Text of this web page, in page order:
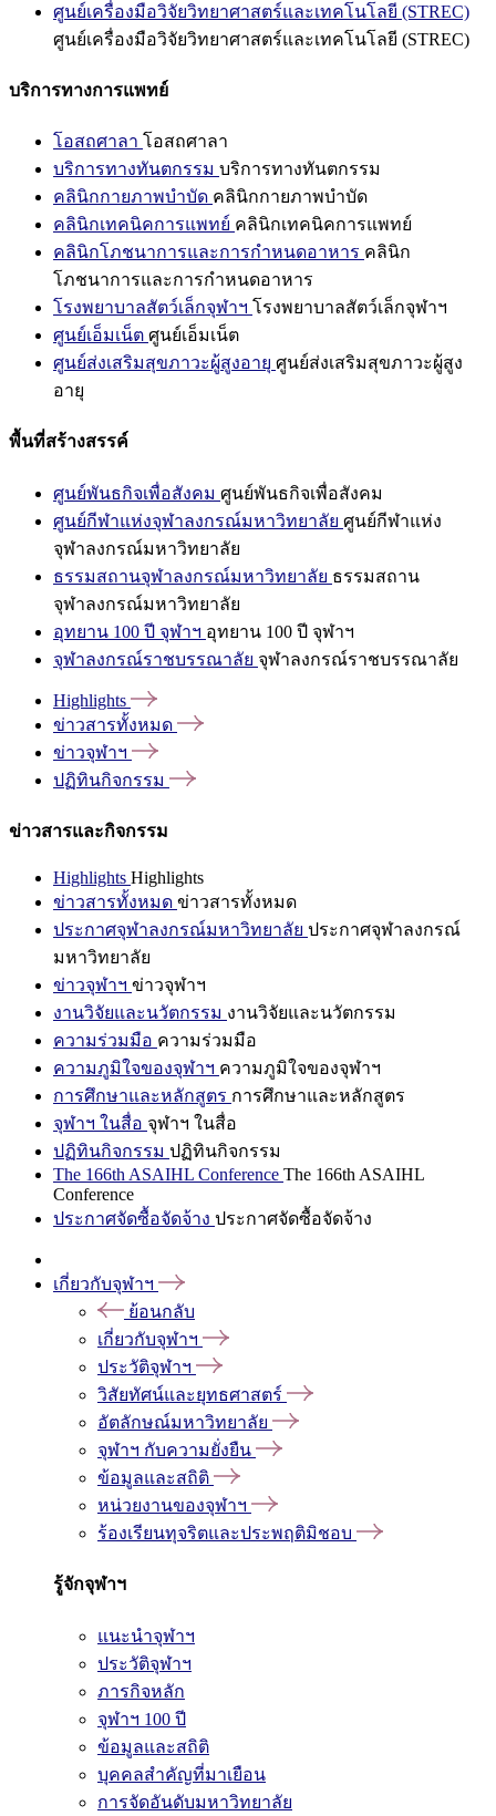
ศูนย์เครื่องมือวิจัยวิทยาศาสตร์และเทคโนโลยี (STREC)
ศูนย์เครื่องมือวิจัยวิทยาศาสตร์และเทคโนโลยี (STREC)
บริการทางการแพทย์
โอสถศาลา โอสถศาลา
บริการทางทันตกรรม บริการทางทันตกรรม
คลินิกกายภาพบำบัด คลินิกกายภาพบำบัด
คลินิกเทคนิคการแพทย์ คลินิกเทคนิคการแพทย์
คลินิกโภชนาการและการกำหนดอาหาร คลินิก
โภชนาการและการกำหนดอาหาร
โรงพยาบาลสัตว์เล็กจุฬาฯ โรงพยาบาลสัตว์เล็กจุฬาฯ
ศูนย์เอ็มเน็ต ศูนย์เอ็มเน็ต
ศูนย์ส่งเสริมสุขภาวะผู้สูงอายุ ศูนย์ส่งเสริมสุขภาวะผู้สูง
อายุ
พื้นที่สร้างสรรค์
ศูนย์พันธกิจเพื่อสังคม ศูนย์พันธกิจเพื่อสังคม
ศูนย์กีฬาแห่งจุฬาลงกรณ์มหาวิทยาลัย ศูนย์กีฬาแห่ง
จุฬาลงกรณ์มหาวิทยาลัย
ธรรมสถานจุฬาลงกรณ์มหาวิทยาลัย ธรรมสถาน
จุฬาลงกรณ์มหาวิทยาลัย
อุทยาน 100 ปี จุฬาฯ อุทยาน 100 ปี จุฬาฯ
จุฬาลงกรณ์ราชบรรณาลัย จุฬาลงกรณ์ราชบรรณาลัย
Highlights
ข่าวสารทั้งหมด
ข่าวจุฬาฯ
ปฏิทินกิจกรรม
ข่าวสารและกิจกรรม
Highlights Highlights
ข่าวสารทั้งหมด ข่าวสารทั้งหมด
ประกาศจุฬาลงกรณ์มหาวิทยาลัย ประกาศจุฬาลงกรณ์
มหาวิทยาลัย
ข่าวจุฬาฯ ข่าวจุฬาฯ
งานวิจัยและนวัตกรรม งานวิจัยและนวัตกรรม
ความร่วมมือ ความร่วมมือ
ความภูมิใจของจุฬาฯ ความภูมิใจของจุฬาฯ
การศึกษาและหลักสูตร การศึกษาและหลักสูตร
จุฬาฯ ในสื่อ จุฬาฯ ในสื่อ
ปฏิทินกิจกรรม ปฏิทินกิจกรรม
The 166th ASAIHL Conference The 166th ASAIHL
Conference
ประกาศจัดซื้อจัดจ้าง ประกาศจัดซื้อจัดจ้าง
เกี่ยวกับจุฬาฯ
ย้อนกลับ
เกี่ยวกับจุฬาฯ
ประวัติจุฬาฯ
วิสัยทัศน์และยุทธศาสตร์
อัตลักษณ์มหาวิทยาลัย
จุฬาฯ กับความยั่งยืน
ข้อมูลและสถิติ
หน่วยงานของจุฬาฯ
ร้องเรียนทุจริตและประพฤติมิชอบ
รู้จักจุฬาฯ
แนะนำจุฬาฯ
ประวัติจุฬาฯ
ภารกิจหลัก
จุฬาฯ 100 ปี
ข้อมูลและสถิติ
บุคคลสำคัญที่มาเยือน
การจัดอันดับมหาวิทยาลัย